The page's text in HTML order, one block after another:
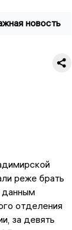
новость
реже брать
данным
отделения
за девять